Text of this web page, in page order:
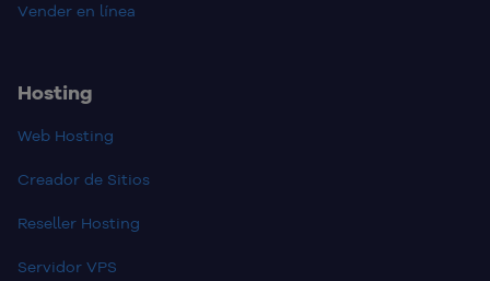
Vender en línea
Hosting
Web Hosting
Creador de Sitios
Reseller Hosting
Servidor VPS